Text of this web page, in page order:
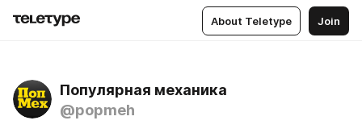
About Teletype Join
Популярная механика
@popmeh